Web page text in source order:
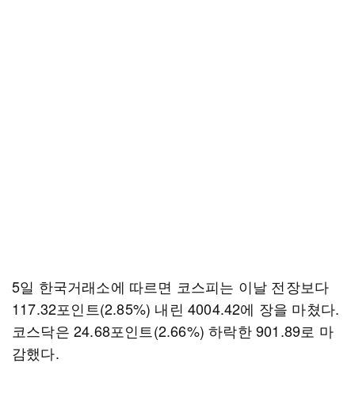
5일 한국거래소에 따르면 코스피는 이날 전장보다
117.32포인트(2.85%) 내린 4004.42에 장을 마쳤다.
코스닥은 24.68포인트(2.66%) 하락한 901.89로 마
감했다.